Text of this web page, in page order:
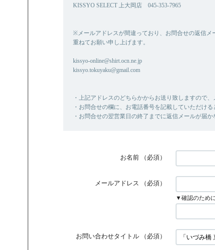
KISSYO SELECT 上大岡店 045-353-7965
※メールアドレスが間違っており、お問合せの返信メ
重ねてお願い申し上げます。
kissyo-online@shirt.ocn.ne.jp
kissyo.tokuyaku@gmail.com
・上記アドレスのどちらかからお送り致しますので
・お問合せの欄に、お電話番号を記載していただけ
・お問合せの翌営業日の終了までに返信メールが届
お名前 （必須）
メールアドレス （必須）
▼確認のため
お問い合わせタイトル （必須）